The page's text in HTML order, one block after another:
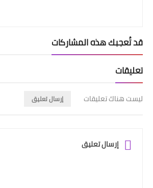
قد تُعجبك هذه المشاركات
تعليقات
ليست هناك تعليقات إرسال تعليق
إرسال تعليق